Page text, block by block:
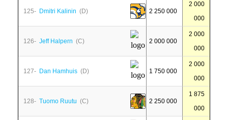
125- Dmitri Kalinin (D) 2 250 000
2 000
000
126- Jeff Halpern (C) 2 000 000
2 000
000
127- Dan Hamhuis (D) 1 750 000
2 000
000
128- Tuomo Ruutu (C) 2 250 000
1 875
000